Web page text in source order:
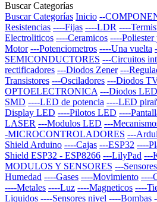
Buscar Categorías
Buscar Categorías Inicio --
Resistencias ----Fijas ----LDR ----
Electroliticos ----Ceramicos ----
Motor ---Potenciometros ----Una vuelta
SEMICONDUCTORES ---Circuitos
rectificadores ---Diodos Zener ---
Transistores ---Osciladores ---Diodos
OPTOELECTRONICA ---Diodos LED
SMD ----LED de potencia ----LED
Display LED ----Pilotos LED ----
LASER ---Modulos LED ---
-MICROCONTROLADORES ---
Shield Arduino ----Cajas ---ESP32 ----
Shield ESP32 - ESP8266 ---LilyPad ---
MODULOS Y SENSORES ---Sensores
Humedad ----Gases ----Movimiento ----
----Metales ----Luz ----Magneticos ----
Liquidos ----Sensores nivel ----Bombas